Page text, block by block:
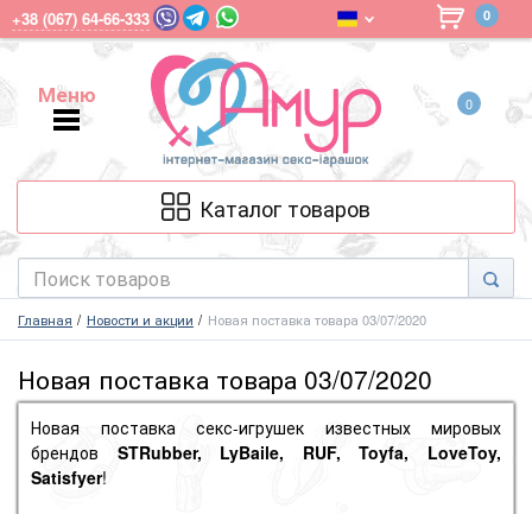
+38 (067) 64-66-333 0
Меню
Меню
0
Каталог товаров
Главная Новости и акции Новая поставка товара 03/07/2020
Новая поставка товара 03/07/2020
Новая поставка секс-игрушек известных мировых
брендов STRubber, LyBaile, RUF, Toyfa, LoveToy,
Satisfyer!